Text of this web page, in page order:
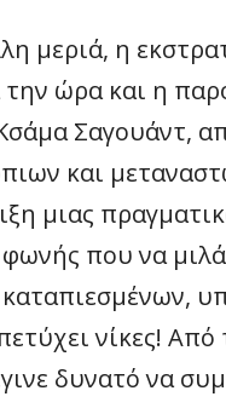
μεριά, η
την ώρα και η
Σαγουάντ,
και
μιας
που να
νίκες! Από
δυνατό να